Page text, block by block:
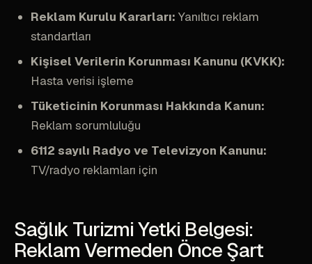
Reklam Kurulu Kararları: Yanıltıcı reklam
standartları
Kişisel Verilerin Korunması Kanunu (KVKK):
Hasta verisi işleme
Tüketicinin Korunması Hakkında Kanun:
Reklam sorumluluğu
6112 sayılı Radyo ve Televizyon Kanunu:
TV/radyo reklamları için
Sağlık Turizmi Yetki Belgesi:
Reklam Vermeden Önce Şart